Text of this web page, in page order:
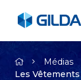
Médias
Les